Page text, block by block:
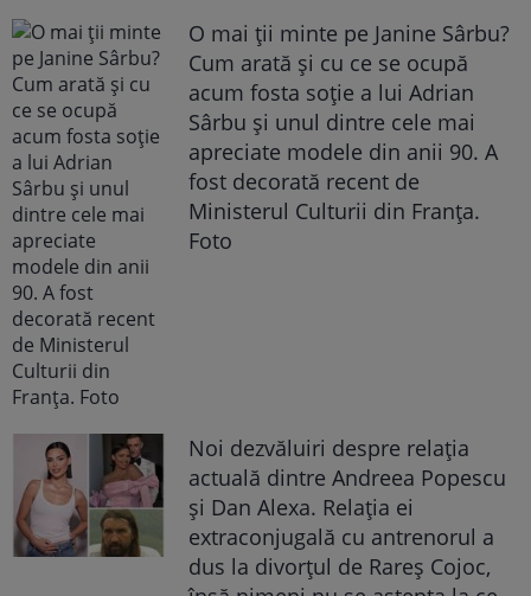
O mai ții minte pe Janine Sârbu?
Cum arată și cu ce se ocupă
acum fosta soție a lui Adrian
Sârbu și unul dintre cele mai
apreciate modele din anii 90. A
fost decorată recent de
Ministerul Culturii din Franța.
Foto
Noi dezvăluiri despre relația
actuală dintre Andreea Popescu
și Dan Alexa. Relația ei
extraconjugală cu antrenorul a
dus la divorțul de Rareș Cojoc,